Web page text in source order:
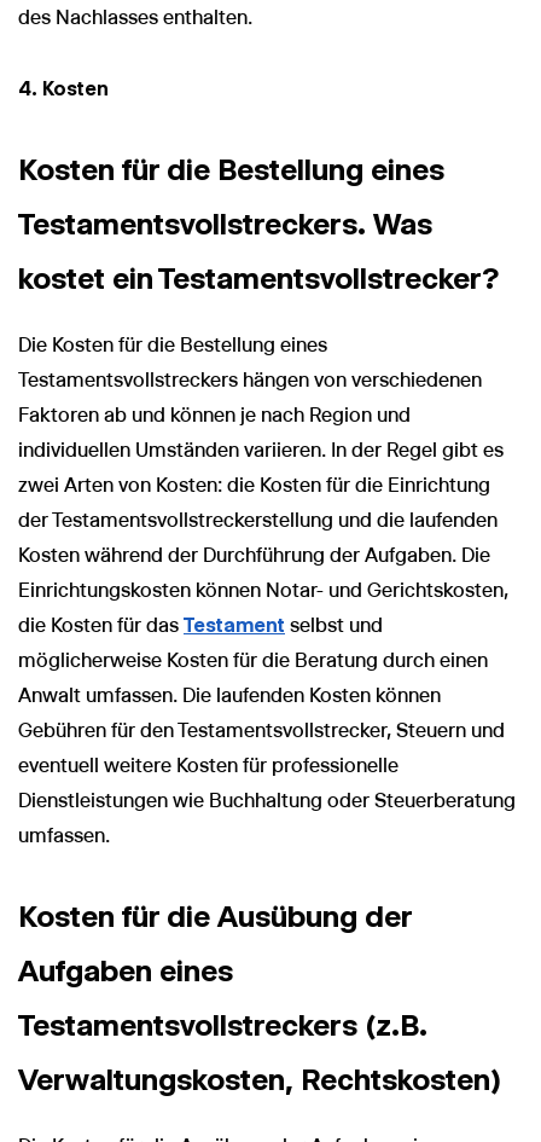
des Nachlasses enthalten.
4. Kosten
Kosten für die Bestellung eines
Testamentsvollstreckers. Was
kostet ein Testamentsvollstrecker?
Die Kosten für die Bestellung eines
Testamentsvollstreckers hängen von verschiedenen
Faktoren ab und können je nach Region und
individuellen Umständen variieren. In der Regel gibt es
zwei Arten von Kosten: die Kosten für die Einrichtung
der Testamentsvollstreckerstellung und die laufenden
Kosten während der Durchführung der Aufgaben. Die
Einrichtungskosten können Notar- und Gerichtskosten,
die Kosten für das Testament selbst und
möglicherweise Kosten für die Beratung durch einen
Anwalt umfassen. Die laufenden Kosten können
Gebühren für den Testamentsvollstrecker, Steuern und
eventuell weitere Kosten für professionelle
Dienstleistungen wie Buchhaltung oder Steuerberatung
umfassen.
Kosten für die Ausübung der
Aufgaben eines
Testamentsvollstreckers (z.B.
Verwaltungskosten, Rechtskosten)